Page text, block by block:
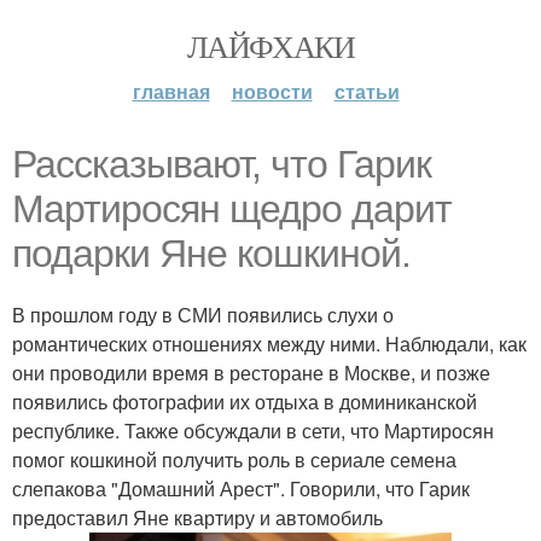
ЛАЙФХАКИ
главная новости статьи
Рассказывают, что Гарик
Мартиросян щедро дарит
подарки Яне кошкиной.
В прошлом году в СМИ появились слухи о
романтических отношениях между ними. Наблюдали, как
они проводили время в ресторане в Москве, и позже
появились фотографии их отдыха в доминиканской
республике. Также обсуждали в сети, что Мартиросян
помог кошкиной получить роль в сериале семена
слепакова "Домашний Арест". Говорили, что Гарик
предоставил Яне квартиру и автомобиль